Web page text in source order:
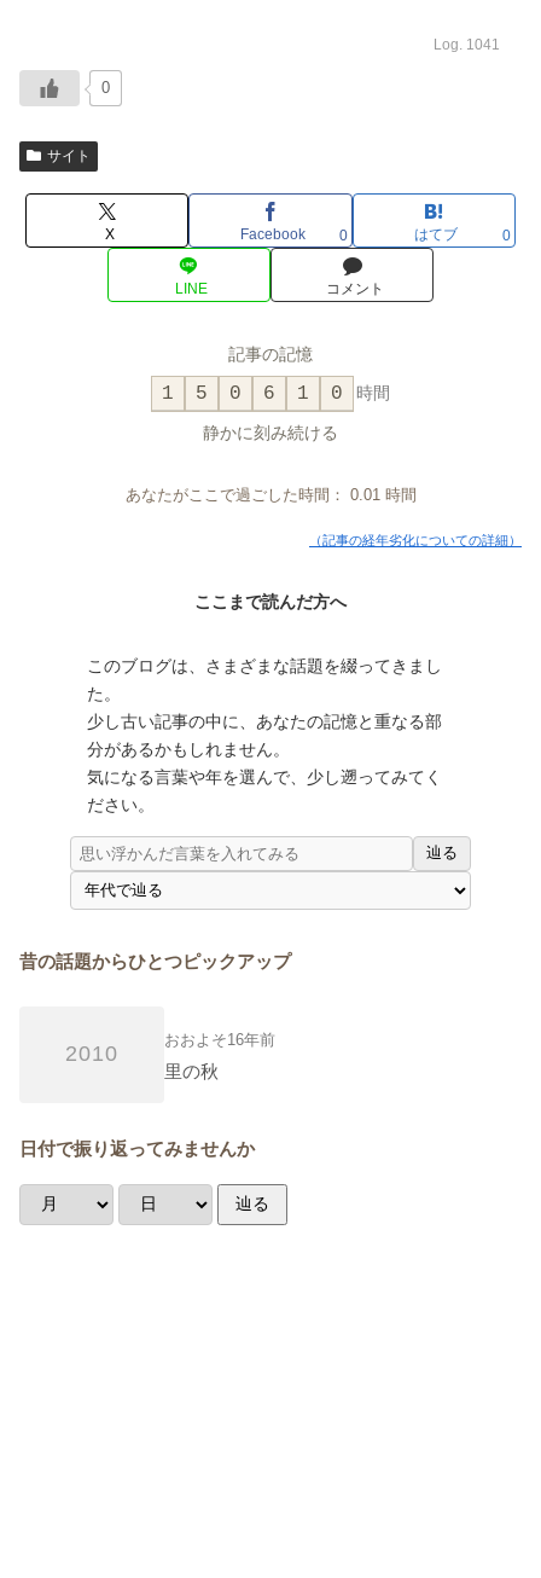
Log. 1041
0
サイト
X Facebook 0 はてブ 0
LINE コメント
記事の記憶
1 5 0 6 1 0 時間
静かに刻み続ける
あなたがここで過ごした時間： 0.01時間
（記事の経年劣化についての詳細）
ここまで読んだ方へ
このブログは、さまざまな話題を綴ってきまし
た。
少し古い記事の中に、あなたの記憶と重なる部
分があるかもしれません。
気になる言葉や年を選んで、少し遡ってみてく
ださい。
辿る
昔の話題からひとつピックアップ
2010
おおよそ16年前
里の秋
日付で振り返ってみませんか
辿る